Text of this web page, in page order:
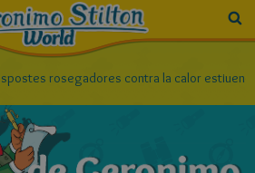
rosegadores contra la calor